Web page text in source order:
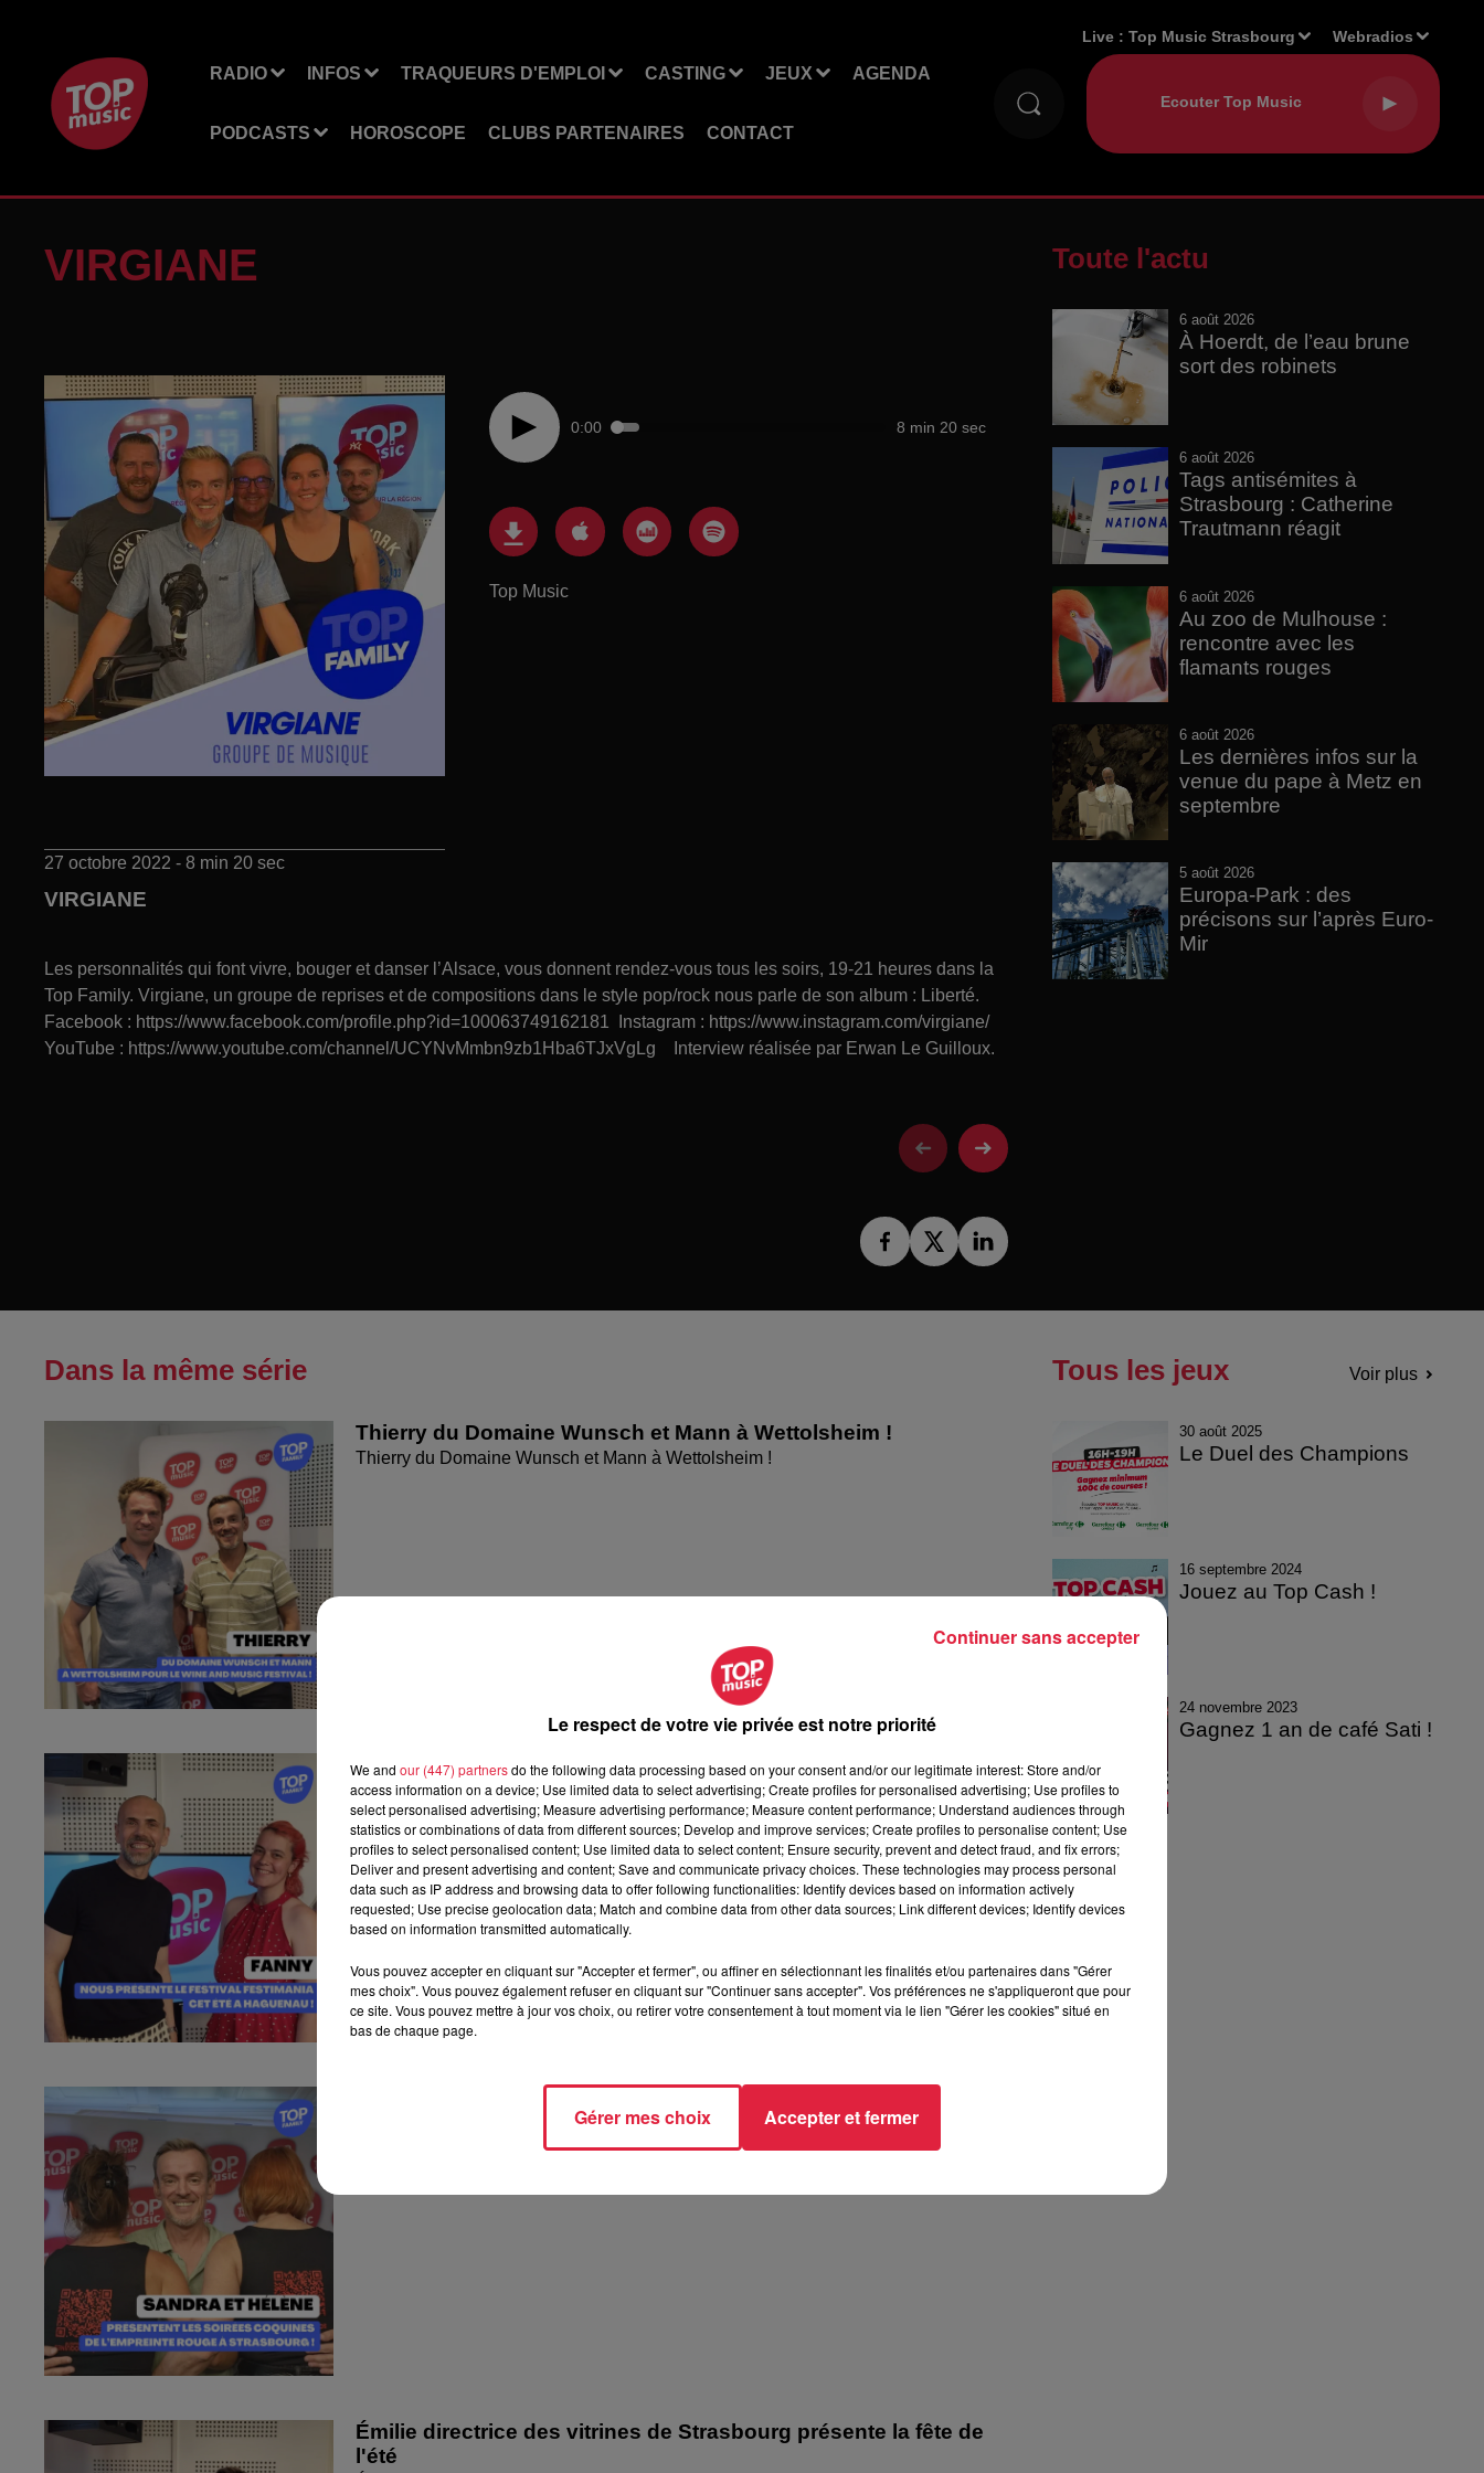
RADIO INFOS TRAQUEURS D'EMPLOI CASTING JEUX AGENDA
PODCASTS HOROSCOPE CLUBS PARTENAIRES CONTACT
Live :Top Music Strasbourg Webradios
VIRGIANE
0:00 8 min 20 sec
Top Music
27 octobre 2022 - 8 min 20 sec
VIRGIANE
Les personnalités qui font vivre, bouger et danser l’Alsace, vous donnent rendez-vous tous les soirs, 19-21 heures dans la
Top Family. Virgiane, un groupe de reprises et de compositions dans le style pop/rock nous parle de son album : Liberté.
Facebook : https://www.facebook.com/profile.php?id=100063749162181 Instagram : https://www.instagram.com/virgiane/
YouTube : https://www.youtube.com/channel/UCYNvMmbn9zb1Hba6TJxVgLg Interview réalisée par Erwan Le Guilloux.
Toute l'actu
6 août 2026
À Hoerdt, de l’eau brune
sort des robinets
6 août 2026
Tags antisémites à
Strasbourg : Catherine
Trautmann réagit
6 août 2026
Au zoo de Mulhouse :
rencontre avec les
flamants rouges
6 août 2026
Les dernières infos sur la
venue du pape à Metz en
septembre
5 août 2026
Europa-Park : des
précisons sur l’après Euro-
Mir
Dans la même série
Thierry du Domaine Wunsch et Mann à Wettolsheim !
Thierry du Domaine Wunsch et Mann à Wettolsheim !
Fanny nous présente le festival Festimania !
Fanny nous présente le festival Festimania !
Sandra et Estelle présentent les soirées coquines de l'Empreinte Rouge à
Émilie directrice des vitrines de Strasbourg présente la fête de
l'été
Tous les jeux Voir plus
30 août 2025
Le Duel des Champions
16 septembre 2024
Jouez au Top Cash !
24 novembre 2023
Gagnez 1 an de café Sati !
Le respect de votre vie privée est notre priorité
We and our (447) partnersdo the following data processing based on your consent and/or our legitimate interest: Store and/or
access information on a device; Use limited data to select advertising; Create profiles for personalised advertising; Use profiles to
select personalised advertising; Measure advertising performance; Measure content performance; Understand audiences through
statistics or combinations of data from different sources; Develop and improve services; Create profiles to personalise content; Use
profiles to select personalised content; Use limited data to select content; Ensure security, prevent and detect fraud, and fix errors;
Deliver and present advertising and content; Save and communicate privacy choices. These technologies may process personal
data such as IP address and browsing data to offer following functionalities: Identify devices based on information actively
requested; Use precise geolocation data; Match and combine data from other data sources; Link different devices; Identify devices
based on information transmitted automatically.
Vous pouvez accepter en cliquant sur "Accepter et fermer", ou affiner en sélectionnant les finalités et/ou partenaires dans "Gérer
mes choix". Vous pouvez également refuser en cliquant sur "Continuer sans accepter". Vos préférences ne s'appliqueront que pour
ce site. Vous pouvez mettre à jour vos choix, ou retirer votre consentement à tout moment via le lien "Gérer les cookies" situé en
bas de chaque page.
Gérer mes choix Accepter et fermer
Continuer sans accepter